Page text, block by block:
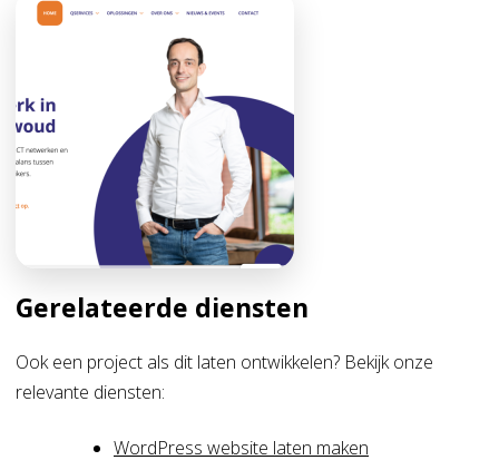
Gerelateerde diensten
Ook een project als dit laten ontwikkelen? Bekijk onze
relevante diensten:
WordPress website laten maken